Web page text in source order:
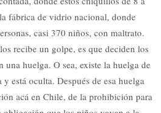
fábrica de vidrio nacional, donde
casi 370 niños, con maltrato.
recibe un golpe, es que deciden los
una huelga. O sea, existe la huelga de
está oculta. Después de esa huelga
acá en Chile, de la prohibición para